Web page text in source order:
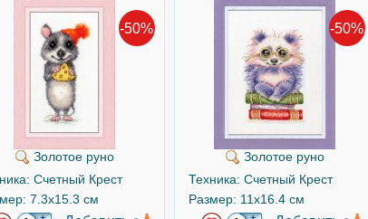
-50%
Золотое руно
Счетный Крест
7.3x15.3 см
-50%
Золотое руно
Техника: Счетный Крест
Размер: 11x16.4 см